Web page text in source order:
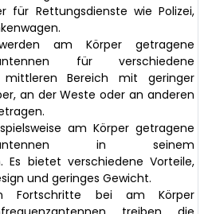
für Rettungsdienste wie Polizei,
am Körper getragene
für verschiedene
mittleren Bereich mit geringer
an der Weste oder an anderen
am Körper getragene
in seinem
Es bietet verschiedene Vorteile,
und geringes Gewicht.
Fortschritte bei am Körper